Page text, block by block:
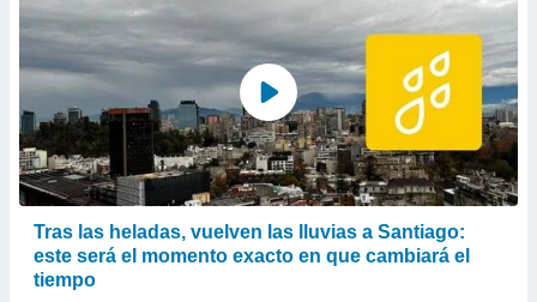
Tras las heladas, vuelven las lluvias a Santiago:
este será el momento exacto en que cambiará el
tiempo